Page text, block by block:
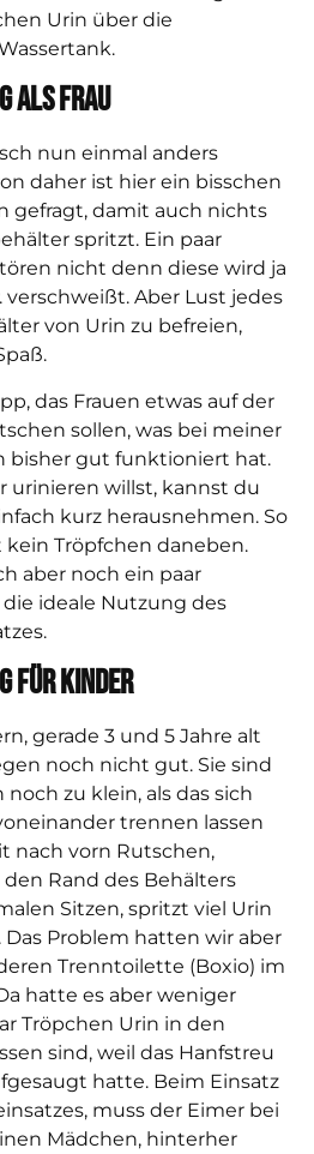
Urin über die
als Frau
nun einmal anders
daher ist hier ein bisschen
gefragt, damit auch nichts
spritzt. Ein paar
nicht denn diese wird ja
verschweißt. Aber Lust jedes
von Urin zu befreien,
das Frauen etwas auf der
sollen, was bei meiner
bisher gut funktioniert hat.
urinieren willst, kannst du
kurz herausnehmen. So
Tröpfchen daneben.
aber noch ein paar
ideale Nutzung des
für Kinder
gerade 3 und 5 Jahre alt
noch nicht gut. Sie sind
zu klein, als das sich
trennen lassen
nach vorn Rutschen,
Rand des Behälters
Sitzen, spritzt viel Urin
Das Problem hatten wir aber
Trenntoilette (Boxio) im
hatte es aber weniger
Tröpchen Urin in den
sind, weil das Hanfstreu
hatte. Beim Einsatz
muss der Eimer bei
Mädchen, hinterher